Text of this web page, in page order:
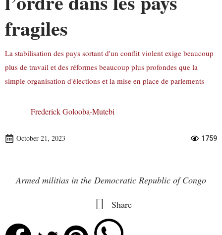
fragiles
La stabilisation des pays sortant d'un conflit violent exige beaucoup
plus de travail et des réformes beaucoup plus profondes que la
simple organisation d'élections et la mise en place de parlements
Frederick Golooba-Mutebi
October 21, 2023 1759
Armed militias in the Democratic Republic of Congo
Share